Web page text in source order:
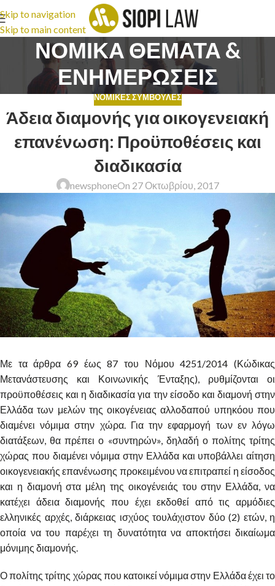
Skip to navigation
Skip to main content
ΝΟΜΙΚΑ ΘΕΜΑΤΑ &
ΕΝΗΜΕΡΩΣΕΙΣ
ΝΟΜΙΚΈΣ ΣΥΜΒΟΥΛΈΣ
Άδεια διαμονής για οικογενειακή
επανένωση: Προϋποθέσεις και
διαδικασία
newsphoneOn 27 Οκτωβρίου, 2017
Με τα άρθρα 69 έως 87 του Νόμου 4251/2014 (Κώδικας
Μετανάστευσης και Κοινωνικής Ένταξης), ρυθμίζονται οι
προϋποθέσεις και η διαδικασία για την είσοδο και διαμονή στην
Ελλάδα των μελών της οικογένειας αλλοδαπού υπηκόου που
διαμένει νόμιμα στην χώρα. Για την εφαρμογή των εν λόγω
διατάξεων, θα πρέπει ο «συντηρών», δηλαδή ο πολίτης τρίτης
χώρας που διαμένει νόμιμα στην Ελλάδα και υποβάλλει αίτηση
οικογενειακής επανένωσης προκειμένου να επιτραπεί η είσοδος
και η διαμονή στα μέλη της οικογένειάς του στην Ελλάδα, να
κατέχει άδεια διαμονής που έχει εκδοθεί από τις αρμόδιες
ελληνικές αρχές, διάρκειας ισχύος τουλάχιστον δύο (2) ετών, η
οποία να του παρέχει τη δυνατότητα να αποκτήσει δικαίωμα
μόνιμης διαμονής.
Ο πολίτης τρίτης χώρας που κατοικεί νόμιμα στην Ελλάδα έχει το